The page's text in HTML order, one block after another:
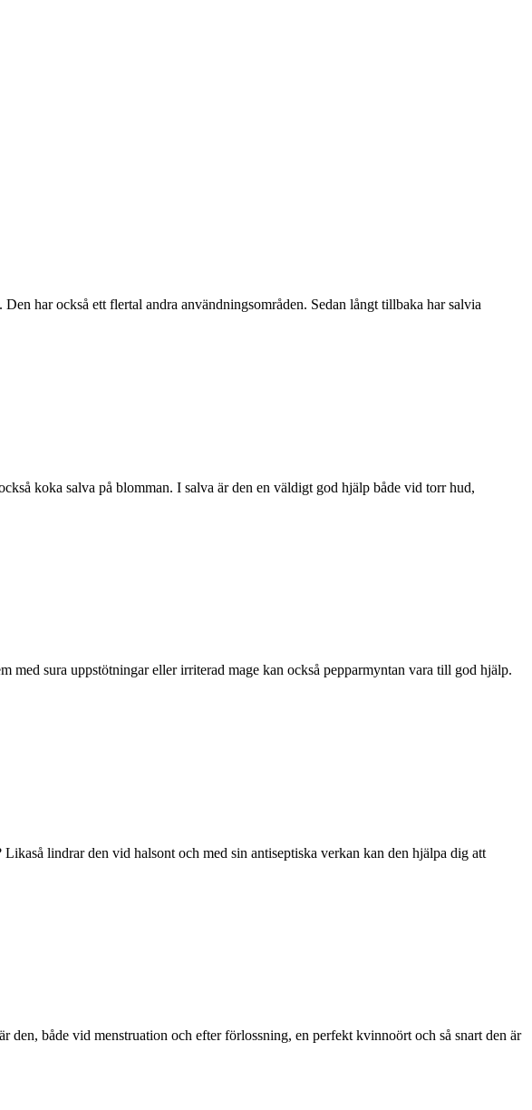
har också ett flertal andra användningsområden. Sedan långt tillbaka har salvia
koka salva på blomman. I salva är den en väldigt god hjälp både vid torr hud,
med sura uppstötningar eller irriterad mage kan också pepparmyntan vara till god hjälp.
lindrar den vid halsont och med sin antiseptiska verkan kan den hjälpa dig att
den, både vid menstruation och efter förlossning, en perfekt kvinnoört och så snart den är